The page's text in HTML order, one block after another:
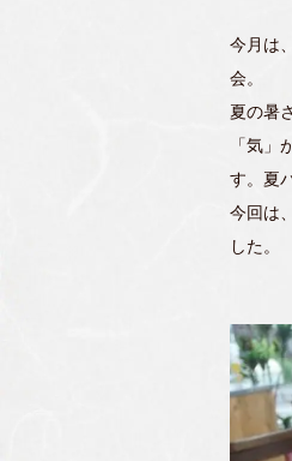
今月は
会。
夏の暑
「気」
す。夏
今回は
した。